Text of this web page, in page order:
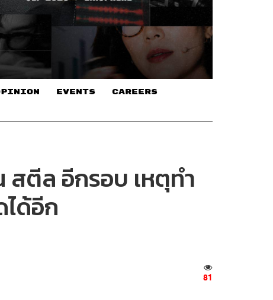
EVENTS CAREERS
สตีล อีกรอบ เหตุทำ
ด้อีก
81